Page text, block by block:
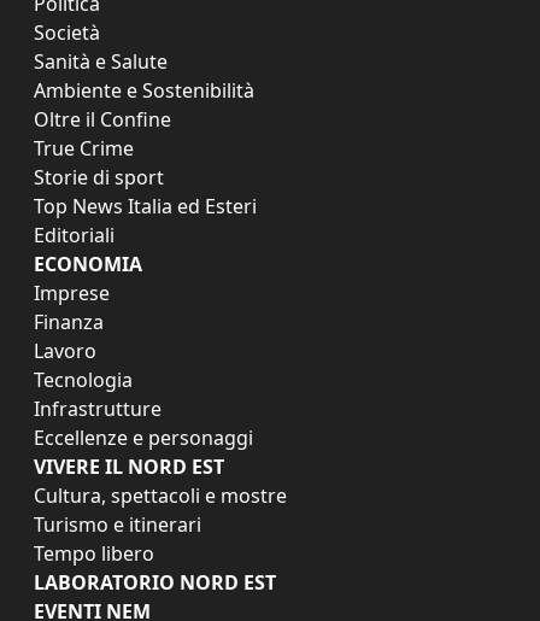
Società
Sanità e Salute
Ambiente e Sostenibilità
Oltre il Confine
True Crime
Storie di sport
Top News Italia ed Esteri
Editoriali
ECONOMIA
Imprese
Finanza
Lavoro
Tecnologia
Infrastrutture
Eccellenze e personaggi
VIVERE IL NORD EST
Cultura, spettacoli e mostre
Turismo e itinerari
Tempo libero
LABORATORIO NORD EST
EVENTI NEM